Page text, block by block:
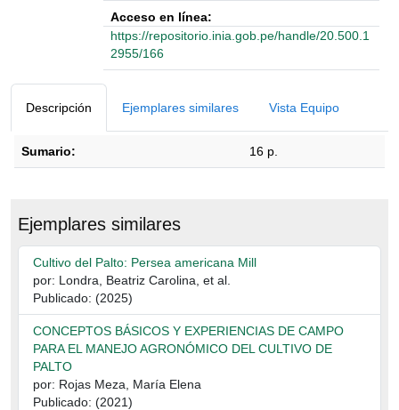
Acceso en línea:
https://repositorio.inia.gob.pe/handle/20.500.1
2955/166
Descripción Ejemplares similares Vista Equipo
Sumario: 16 p.
Ejemplares similares
Cultivo del Palto: Persea americana Mill
por: Londra, Beatriz Carolina, et al.
Publicado: (2025)
CONCEPTOS BÁSICOS Y EXPERIENCIAS DE CAMPO
PARA EL MANEJO AGRONÓMICO DEL CULTIVO DE
PALTO
por: Rojas Meza, María Elena
Publicado: (2021)